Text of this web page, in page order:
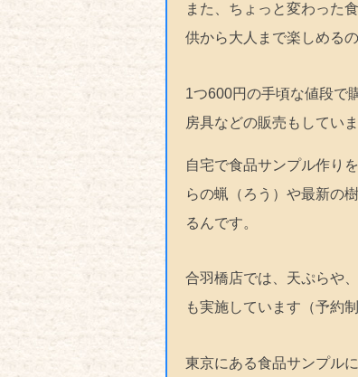
また、ちょっと変わった
供から大人まで楽しめるの
1つ600円の手頃な値段で
房具などの販売もしていま
自宅で食品サンプル作り
らの蝋（ろう）や最新の
るんです。
合羽橋店では、天ぷらや
も実施しています（予約制
東京にある食品サンプル